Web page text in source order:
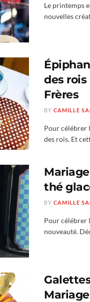
Le printemps
nouvelles
des
Frères
BY CAMILLE
Pour célébrer
des rois. Et
thé
BY CAMILLE
Pour célébrer
nouveauté.